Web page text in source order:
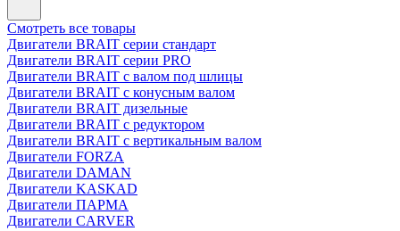
Смотреть все товары
Двигатели BRAIT серии стандарт
Двигатели BRAIT серии PRO
Двигатели BRAIT с валом под шлицы
Двигатели BRAIT с конусным валом
Двигатели BRAIT дизельные
Двигатели BRAIT с редуктором
Двигатели BRAIT с вертикальным валом
Двигатели FORZA
Двигатели DAMAN
Двигатели KASKAD
Двигатели ПАРМА
Двигатели CARVER